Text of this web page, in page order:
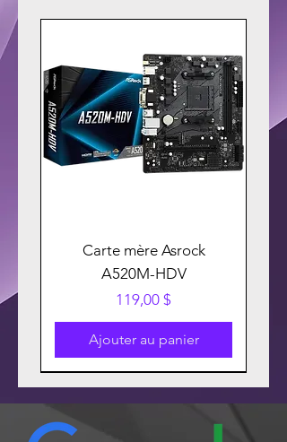
Carte mère Asrock
A520M-HDV
Prix
119,00 $
Ajouter au panier